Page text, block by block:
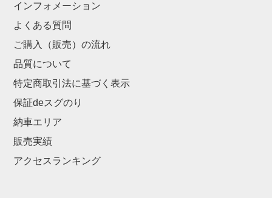
インフォメーション
よくある質問
ご購入（販売）の流れ
品質について
特定商取引法に基づく表示
保証deスグのり
納車エリア
販売実績
アクセスランキング